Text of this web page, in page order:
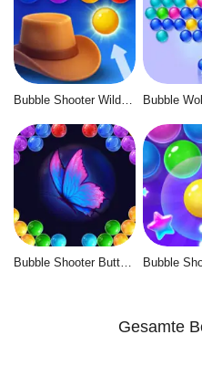
Bubble
Bubble
Gesamte